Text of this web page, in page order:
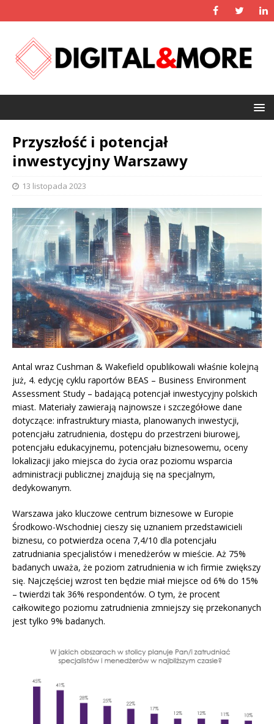
Przyszłość i potencjał
inwestycyjny Warszawy
13 listopada 2023
Antal wraz Cushman & Wakefield opublikowali właśnie kolejną
już, 4. edycję cyklu raportów BEAS – Business Environment
Assessment Study – badającą potencjał inwestycyjny polskich
miast. Materiały zawierają najnowsze i szczegółowe dane
dotyczące: infrastruktury miasta, planowanych inwestycji,
potencjału zatrudnienia, dostępu do przestrzeni biurowej,
potencjału edukacyjnemu, potencjału biznesowemu, oceny
lokalizacji jako miejsca do życia oraz poziomu wsparcia
administracji publicznej znajdują się na specjalnym,
dedykowanym.
Warszawa jako kluczowe centrum biznesowe w Europie
Środkowo-Wschodniej cieszy się uznaniem przedstawicieli
biznesu, co potwierdza ocena 7,4/10 dla potencjału
zatrudniania specjalistów i menedżerów w mieście. Aż 75%
badanych uważa, że poziom zatrudnienia w ich firmie zwiększy
się. Najczęściej wzrost ten będzie miał miejsce od 6% do 15%
– twierdzi tak 36% respondentów. O tym, że procent
całkowitego poziomu zatrudnienia zmniejszy się przekonanych
jest tylko 9% badanych.